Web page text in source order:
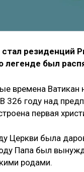
стал резиденций
легенде был
времена
326 году над
первая
Церкви была
Папа был
родами.